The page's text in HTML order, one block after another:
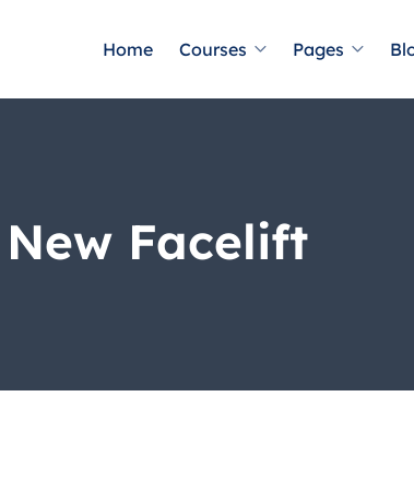
Home Courses Pages
Facelift